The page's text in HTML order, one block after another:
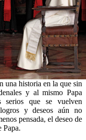
una historia en la que sin
y al mismo Papa
serios que se vuelven
y deseos aún no
pensada, el deseo de
Papa.